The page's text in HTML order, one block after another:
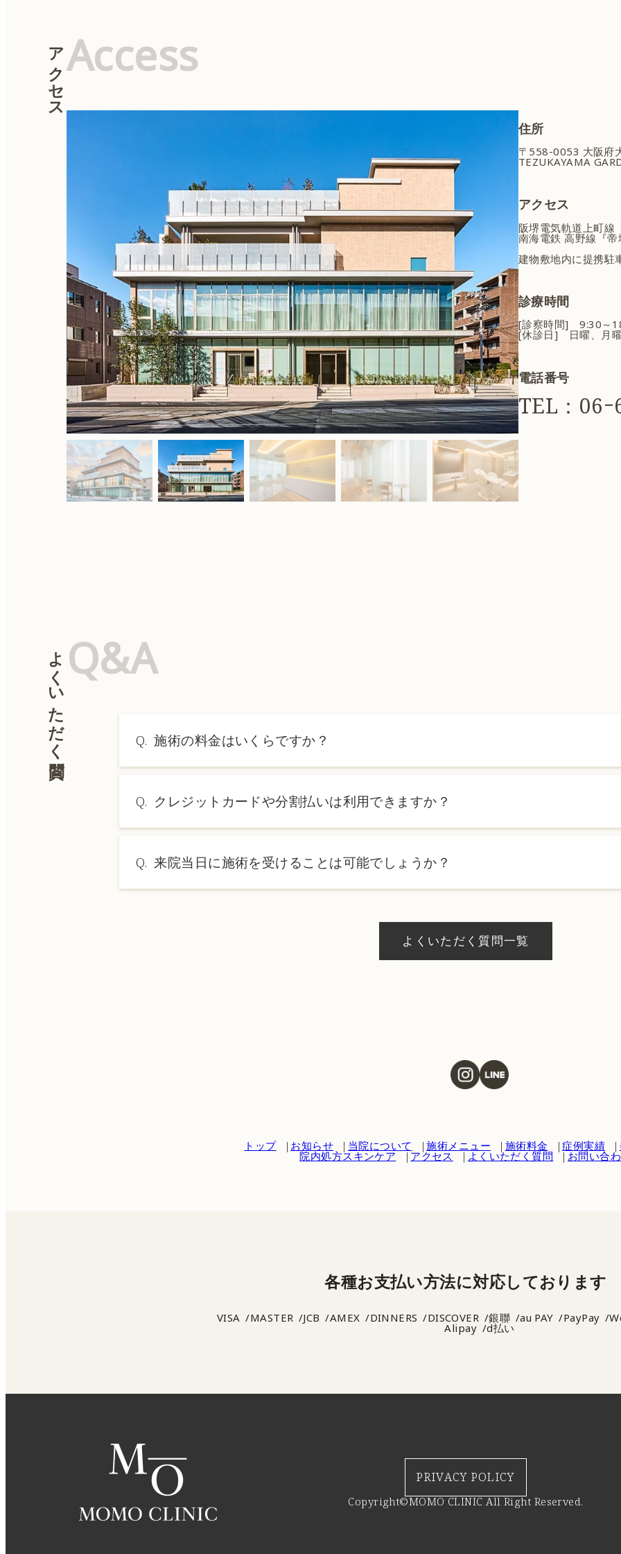
Access
アクセス
住所
〒558-0053 大阪府
TEZUKAYAMA
アクセス
阪堺電気軌道上町
南海電鉄 高野線『
建物敷地内に提携駐
診療時間
[診察時間] 9:30～
[休診日] 日曜、月曜
電話番号
TEL：06
Q&A
よくいただく質問 Q. 施術の料金はいくらですか？
Q. クレジットカードや分割払いは利用できますか？
Q. 来院当日に施術を受けることは可能でしょうか？
よくいただく質問一覧
トップ お知らせ 当院について 施術メニュー 施術料金 症例実績
院内処方スキンケア アクセス よくいただく質問 お問い合
各種お支払い方法に対応しております
VISA MASTER JCB AMEX DINNERS DISCOVER 銀聯 au PAY PayPay
Alipay d払い
PRIVACY POLICY
Copyright©MOMO CLINIC All Right Reserved.